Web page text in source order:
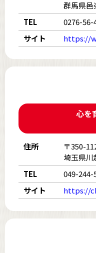
群馬県邑
TEL
0276-56-
サイト
https://
心を
住所
〒350-
埼玉県
TEL
049-244-
サイト
https://